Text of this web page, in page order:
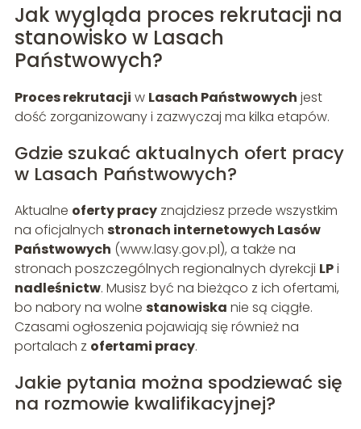
Jak wygląda proces rekrutacji na
stanowisko w Lasach
Państwowych?
Proces rekrutacji w Lasach Państwowych jest
dość zorganizowany i zazwyczaj ma kilka etapów.
Gdzie szukać aktualnych ofert pracy
w Lasach Państwowych?
Aktualne oferty pracyznajdziesz przede wszystkim
na oficjalnych stronach internetowych Lasów
Państwowych (www.lasy.gov.pl), a także na
stronach poszczególnych regionalnych dyrekcji LPi
nadleśnictw. Musisz być na bieżąco z ich ofertami,
bo nabory na wolne stanowiska nie są ciągłe.
Czasami ogłoszenia pojawiają się również na
portalach z ofertami pracy.
Jakie pytania można spodziewać się
na rozmowie kwalifikacyjnej?